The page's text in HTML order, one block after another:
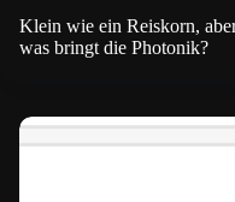
Klein wie ein Reiskorn,
was bringt die Photonik?